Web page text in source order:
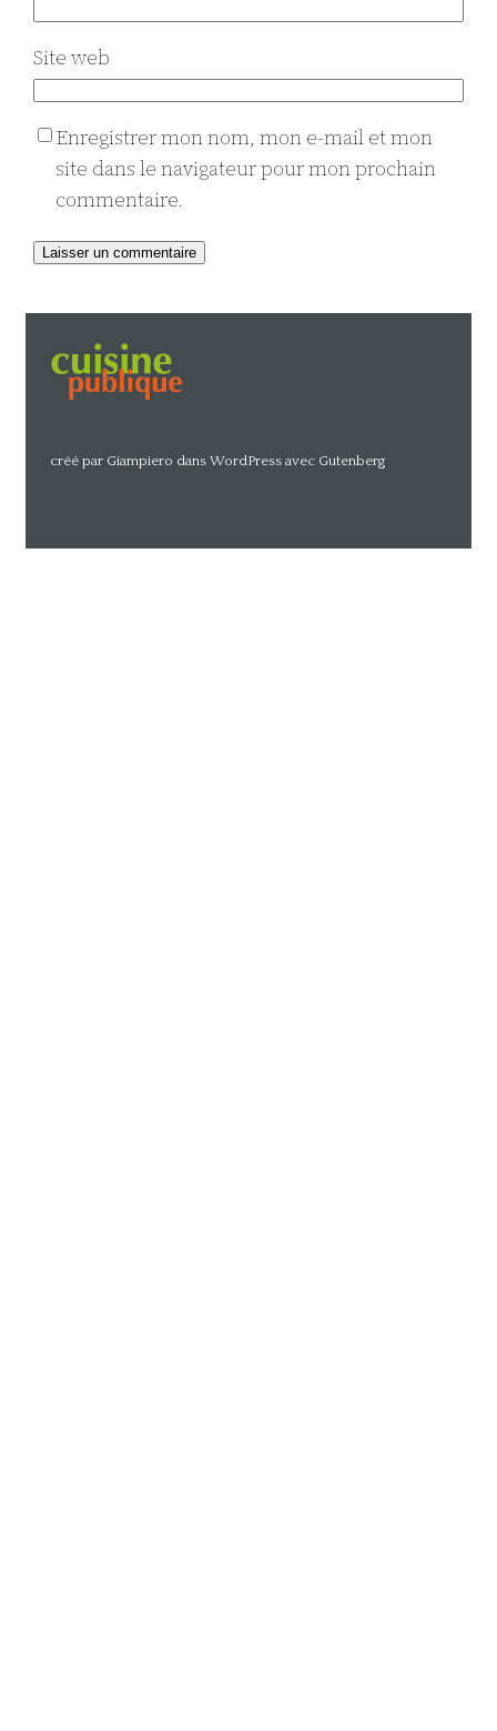
Site web
Enregistrer mon nom, mon e-mail et mon
site dans le navigateur pour mon prochain
commentaire.
créé par Giampiero dans WordPress avec Gutenberg